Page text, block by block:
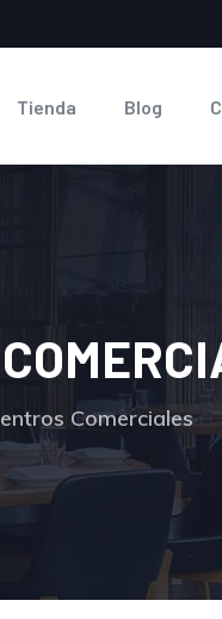
Tienda Blog
Comerciales